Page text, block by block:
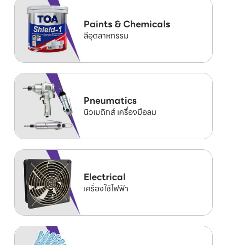
Paints & Chemicals
สีอุตสาหกรรม
Pneumatics
นิวเมติกส์ เครื่องมือลม
Electrical
เครื่องใช้ไฟฟ้า